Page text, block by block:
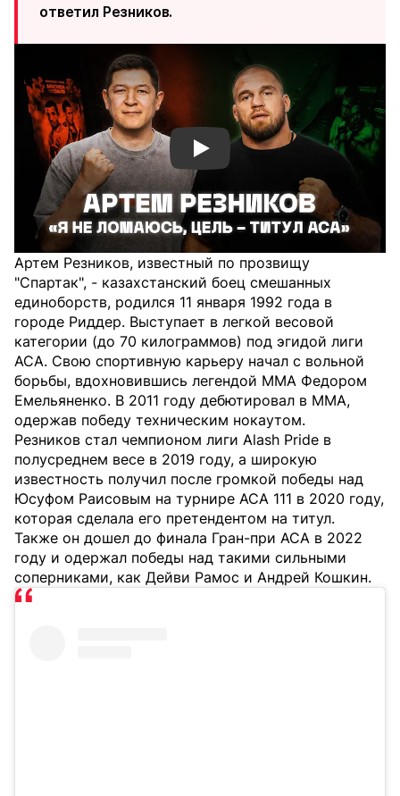
ответил Резников.
Смотреть видео YouTube
Артем Резников, известный по прозвищу
"Спартак", - казахстанский боец смешанных
единоборств, родился 11 января 1992 года в
городе Риддер. Выступает в легкой весовой
категории (до 70 килограммов) под эгидой лиги
ACA. Свою спортивную карьеру начал с вольной
борьбы, вдохновившись легендой ММА Федором
Емельяненко. В 2011 году дебютировал в ММА,
одержав победу техническим нокаутом.
Резников стал чемпионом лиги Alash Pride в
полусреднем весе в 2019 году, а широкую
известность получил после громкой победы над
Юсуфом Раисовым на турнире ACA 111 в 2020 году,
которая сделала его претендентом на титул.
Также он дошел до финала Гран-при ACA в 2022
году и одержал победы над такими сильными
соперниками, как Дейви Рамос и Андрей Кошкин.